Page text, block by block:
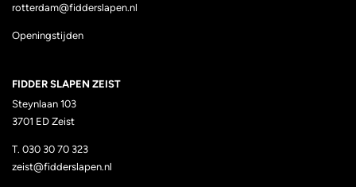
rotterdam@fidderslapen.nl
Openingstijden
FIDDER SLAPEN ZEIST
Steynlaan 103
3701 ED Zeist
T. 030 30 70 323
zeist@fidderslapen.nl